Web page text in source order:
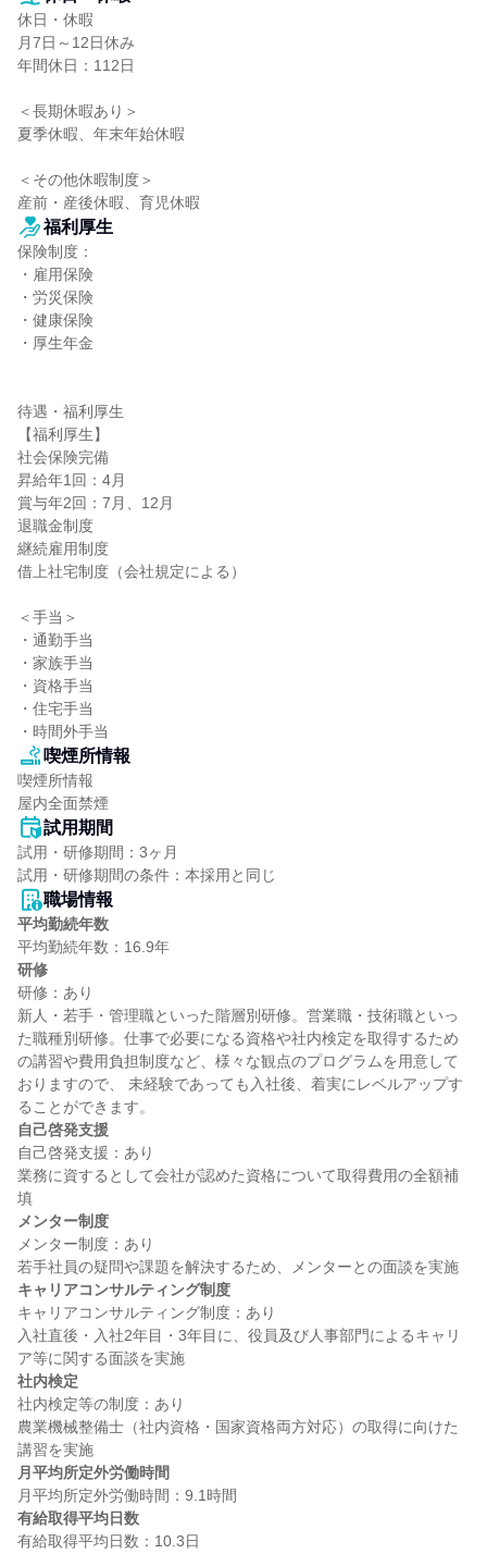
休日・休暇
月7日～12日休み
年間休日：112日
＜長期休暇あり＞
夏季休暇、年末年始休暇
＜その他休暇制度＞
産前・産後休暇、育児休暇
福利厚生
保険制度：
・雇用保険
・労災保険
・健康保険
・厚生年金
待遇・福利厚生
【福利厚生】
社会保険完備
昇給年1回：4月
賞与年2回：7月、12月
退職金制度
継続雇用制度
借上社宅制度（会社規定による）
＜手当＞
・通勤手当
・家族手当
・資格手当
・住宅手当
・時間外手当
喫煙所情報
喫煙所情報
屋内全面禁煙
試用期間
試用・研修期間：3ヶ月
職場情報
平均勤続年数
研修
研修：あり
新人・若手・管理職といった階層別研修。営業職・技術職といっ
た職種別研修。仕事で必要になる資格や社内検定を取得するため
の講習や費用負担制度など、様々な観点のプログラムを用意して
おりますので、 未経験であっても入社後、着実にレベルアップす
自己啓発支援
自己啓発支援：あり
業務に資するとして会社が認めた資格について取得費用の全額補
メンター制度
メンター制度：あり
キャリアコンサルティング制度
キャリアコンサルティング制度：あり
入社直後・入社2年目・3年目に、役員及び人事部門によるキャリ
社内検定
社内検定等の制度：あり
農業機械整備士（社内資格・国家資格両方対応）の取得に向けた
月平均所定外労働時間
有給取得平均日数